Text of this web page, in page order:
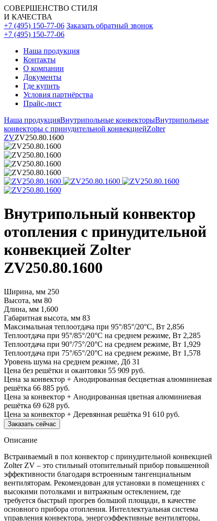
СОВЕРШЕНСТВО СТИЛЯ
И КАЧЕСТВА
+7 (495) 150-77-06 Заказать обратный звонок
+7 (495) 150-77-06
Наша продукция
Контакты
О компании
Документы
Где купить
Условия партнёрства
Прайс-лист
Наша продукцияВнутрипольные конвекторыВнутрипольные
конвекторы с принудительной конвекциейZolter
ZVZV250.80.1600
Внутрипольный конвектор
отопления с принудительной
конвекцией Zolter
ZV250.80.1600
Ширина, мм 250
Высота, мм 80
Длина, мм 1,600
Габаритная высота, мм 83
Максимальная теплоотдача при 95°/85°/20°С, Вт 2,856
Теплоотдача при 95°/85°/20°С на среднем режиме, Вт 2,285
Теплоотдача при 90°/75°/20°С на среднем режиме, Вт 1,929
Теплоотдача при 75°/65°/20°С на среднем режиме, Вт 1,578
Уровень шума на среднем режиме, Дб 31
Цена без решётки и окантовки 55 909 руб.
Цена за конвектор + Анодированная бесцветная алюминиевая
решётка 66 885 руб.
Цена за конвектор + Анодированная цветная алюминиевая
решётка 69 628 руб.
Цена за конвектор + Деревянная решётка 91 610 руб.
Заказать сейчас
Описание
Встраиваемый в пол конвектор с принудительной конвекцией
Zolter ZV – это стильный отопительный прибор повышенной
эффективности благодаря встроенным тангенциальным
вентиляторам. Рекомендован для установки в помещениях с
высокими потолками и витражным остеклением, где
требуется быстрый прогрев большой площади, в качестве
основного прибора отопления. Интеллектуальная система
управления конвектора, энергоэффективные вентиляторы,